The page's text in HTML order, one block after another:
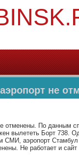
не
отменены. По данным
вылететь Борт 738.
СМИ, аэропорт
Не работает и сайт